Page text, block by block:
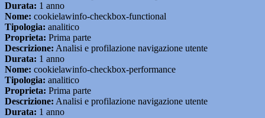
Durata: 1 anno
Nome: cookielawinfo-checkbox-functional
Tipologia: analitico
Proprieta: Prima parte
Descrizione: Analisi e profilazione navigazione utente
Durata: 1 anno
Nome: cookielawinfo-checkbox-performance
Tipologia: analitico
Proprieta: Prima parte
Descrizione: Analisi e profilazione navigazione utente
Durata: 1 anno